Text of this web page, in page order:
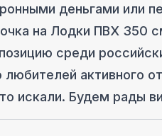
деньгами или
на Лодки ПВХ 350
среди
любителей активного
искали. Будем рады